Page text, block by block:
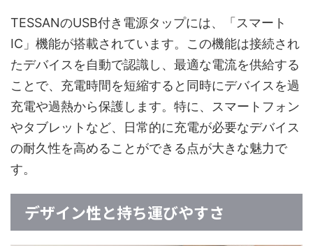
TESSANのUSB付き電源タップには、「スマート
IC」機能が搭載されています。この機能は接続され
たデバイスを自動で認識し、最適な電流を供給する
ことで、充電時間を短縮すると同時にデバイスを過
充電や過熱から保護します。特に、スマートフォン
やタブレットなど、日常的に充電が必要なデバイス
の耐久性を高めることができる点が大きな魅力で
す。
デザイン性と持ち運びやすさ